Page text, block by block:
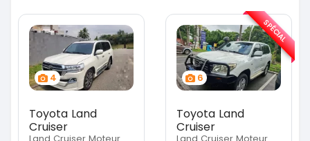
4
Toyota Land
Cruiser
6
Toyota Land
Cruiser
SPÉCIAL